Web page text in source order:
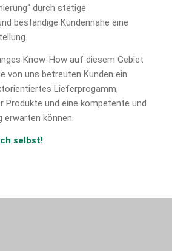
durch stetige
beständige Kundennähe eine
Know-How auf diesem Gebiet
von uns betreuten Kunden ein
Lieferprogamm,
Produkte und eine kompetente und
erwarten können.
selbst!